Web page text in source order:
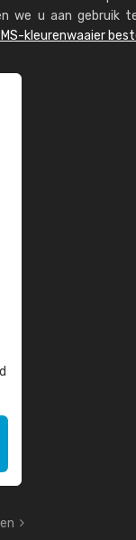
we u aan gebruik
kleurenwaaier